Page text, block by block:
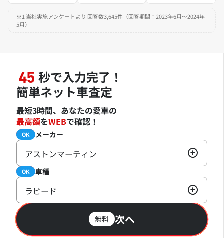
※1 当社実施アンケートより 回答数3,645件（回答期間：2023年6月～2024年
5月）
45 秒で入力完了！
簡単ネット車査定
最短3時間、あなたの愛車の
最高額をWEBで確認！
必須 メーカー
OK
アストンマーティン
必須 車種
OK
ラピード
無料 次へ